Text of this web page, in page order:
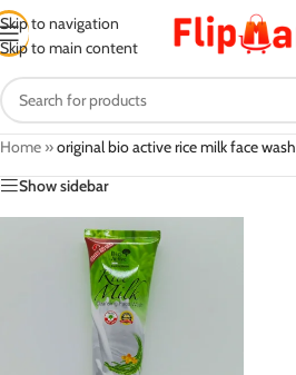
Skip to navigation
Skip to main content
Home »original bio active rice milk face wash
Show sidebar